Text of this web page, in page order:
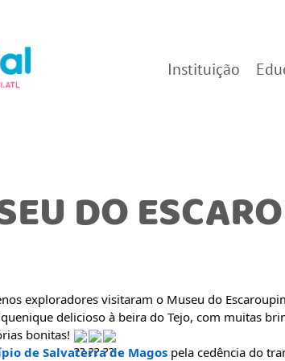
Instituição
DO
exploradores visitaram o Museu do
delicioso à beira do Tejo, com muitas
bonitas!
de Salvaterra de Magos pela cedência do